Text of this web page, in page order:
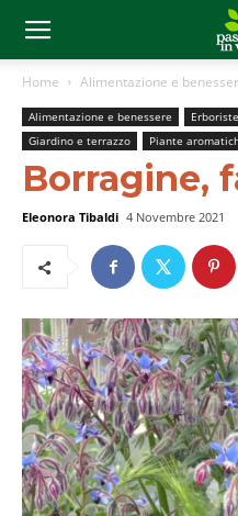
Home Alimentazione e
Alimentazione e benessere
Giardino e terrazzo
Piante
Borragine,
Eleonora Tibaldi 4 Novembre 2021